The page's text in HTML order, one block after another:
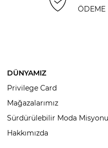
ÖDEME
DÜNYAMIZ
Privilege Card
Mağazalarımız
Sürdürülebilir Moda
Hakkımızda